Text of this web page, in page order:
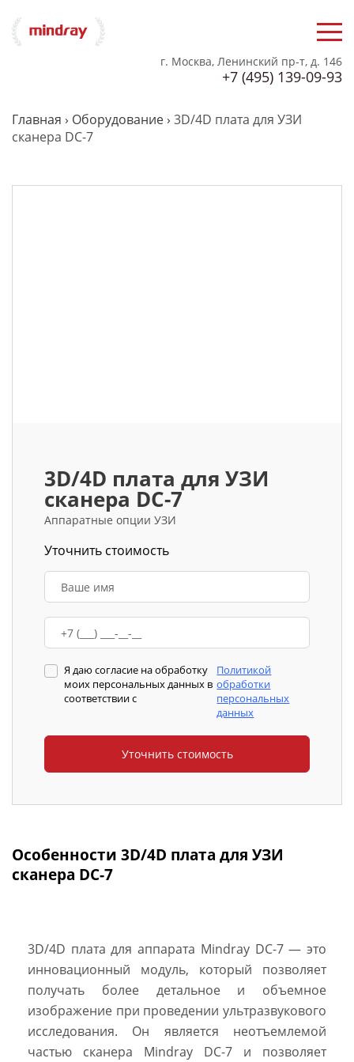
г. Москва, Ленинский пр-т, д. 146
+7 (495) 139-09-93
Главная › Оборудование › 3D/4D плата для УЗИ
сканера DC-7
3D/4D плата для УЗИ
сканера DC-7
Аппаратные опции УЗИ
Уточнить стоимость
Я даю согласие на обработку
моих персональных данных в
соответствии с
Политикой
обработки
персональных
данных
Особенности 3D/4D плата для УЗИ
сканера DC-7
3D/4D плата для аппарата Mindray DC-7 — это
инновационный модуль, который позволяет
получать более детальное и объемное
изображение при проведении ультразвукового
исследования. Он является неотъемлемой
частью сканера Mindray DC-7 и позволяет